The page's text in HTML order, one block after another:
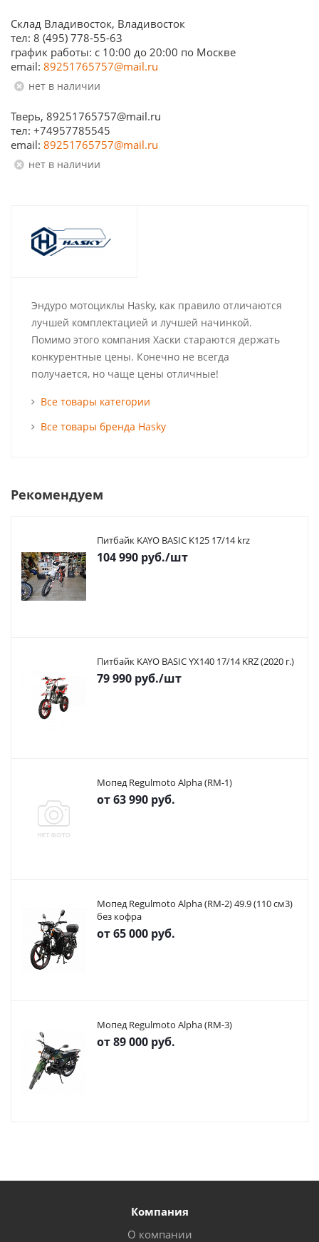
Склад Владивосток, Владивосток
тел: 8 (495) 778-55-63
график работы: с 10:00 до 20:00 по Москве
email: 89251765757@mail.ru
Нет в наличии
Тверь, 89251765757@mail.ru
тел: +74957785545
email: 89251765757@mail.ru
Нет в наличии
Эндуро мотоциклы Hasky, как правило отличаются
лучшей комплектацией и лучшей начинкой.
Помимо этого компания Хаски стараются держать
конкурентные цены. Конечно не всегда
получается, но чаще цены отличные!
Все товары категории
Все товары бренда Hasky
Рекомендуем
Питбайк KAYO BASIC K125 17/14 krz
104 990 руб./шт
Питбайк KAYO BASIC YX140 17/14 KRZ (2020 г.)
79 990 руб./шт
Мопед Regulmoto Alpha (RM-1)
от63 990 руб.
Мопед Regulmoto Alpha (RM-2) 49.9 (110 см3)
без кофра
от65 000 руб.
Мопед Regulmoto Alpha (RM-3)
от89 000 руб.
Компания
О компании